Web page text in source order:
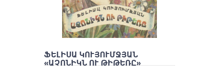
ՖԵԼԻՍԱ ԿՈՒՅՈՒՄՋՅԱՆ
«ԱՉՈՆԻԿՆ ՈՒ ԹԻԹԵՌԸ»